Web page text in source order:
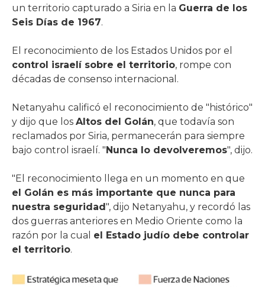
un territorio capturado a Siria en la Guerra de los
Seis Días de 1967.
El reconocimiento de los Estados Unidos por el
control israelí sobre el territorio, rompe con
décadas de consenso internacional.
Netanyahu calificó el reconocimiento de "histórico"
y dijo que los Altos del Golán, que todavía son
reclamados por Siria, permanecerán para siempre
bajo control israelí. "Nunca lo devolveremos", dijo.
"El reconocimiento llega en un momento en que
el Golán es más importante que nunca para
nuestra seguridad", dijo Netanyahu, y recordó las
dos guerras anteriores en Medio Oriente como la
razón por la cual el Estado judío debe controlar
el territorio.